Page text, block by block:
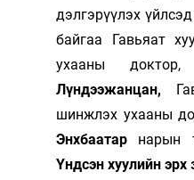
дэлгэрүүлэх
байгаа Гавьяат
ухааны
Лүндээжанцан,
шинжлэх ухааны
Энхбаатар нарын
Үндсэн хуулийн эрх